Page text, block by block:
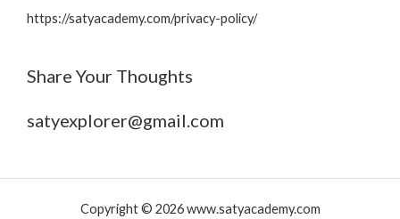
https://satyacademy.com/privacy-policy/
Share Your Thoughts
satyexplorer@gmail.com
Copyright © 2026 www.satyacademy.com